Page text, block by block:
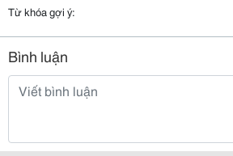
Từ khóa gợi ý:
Bình luận